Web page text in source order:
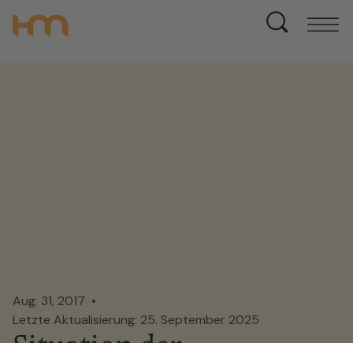
Aug. 31, 2017
Letzte Aktualisierung: 25. September 2025